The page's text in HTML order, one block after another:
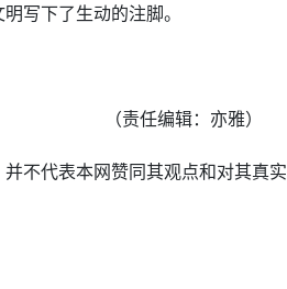
写下了生动的注脚。
（责任编辑：亦雅）
不代表本网赞同其观点和对其真实